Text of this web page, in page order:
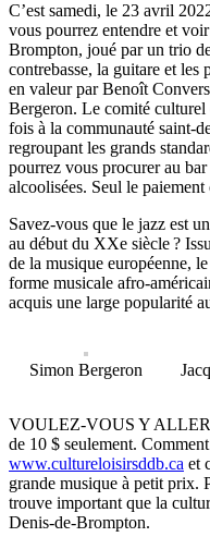
C’est samedi, le 23 avril
vous pourrez entendre et
Brompton, joué par un trio
contrebasse, la guitare et les
en valeur par Benoît
Bergeron. Le comité
fois à la communauté saint-
regroupant les grands
pourrez vous procurer au
alcoolisées. Seul le
Savez-vous que le jazz est
au début du XXe siècle ?
de la musique européenne,
forme musicale afro-
acquis une large popularité
Simon Bergeron
VOULEZ-VOUS Y ALLER
de 10 $ seulement.
www.cultureloisirsddb.ca et
grande musique à petit prix.
trouve important que la
Denis-de-Brompton.